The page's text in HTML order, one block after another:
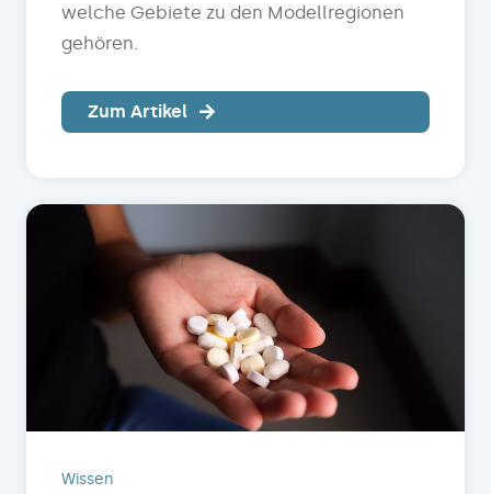
welche Gebiete zu den Modellregionen
gehören.
Zum Artikel
Wissen